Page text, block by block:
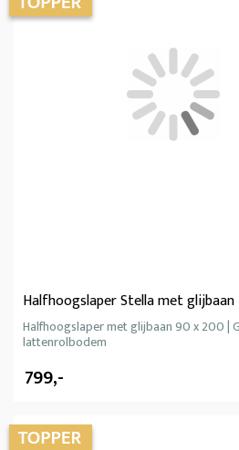
Halfhoogslaper Stella met glijbaan
Halfhoogslaper met glijbaan 90 x 200 |
lattenrolbodem
799,-